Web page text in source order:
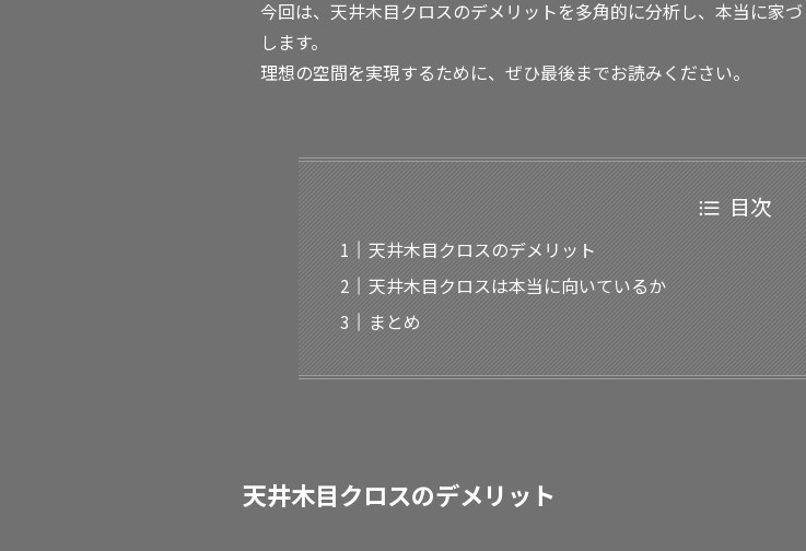
今回は、天井木目クロスのデメリットを多角的に分析し、本当に家
します。
理想の空間を実現するために、ぜひ最後までお読みください。
目次
天井木目クロスのデメリット
天井木目クロスは本当に向いているか
まとめ
天井木目クロスのデメリット